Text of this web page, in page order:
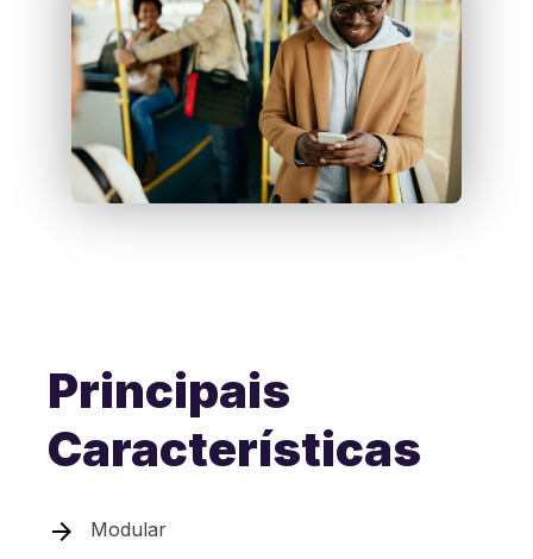
Principais
Características
Modular